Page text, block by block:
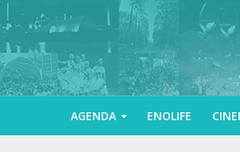
AGENDA ENOLIFE